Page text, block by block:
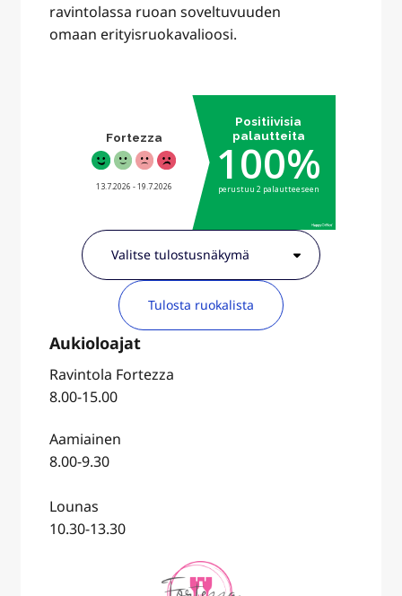
ravintolassa ruoan soveltuvuuden
omaan erityisruokavalioosi.
Tulosta ruokalista
Ravintola Fortezza
8.00-15.00
Aamiainen
8.00-9.30
Lounas
10.30-13.30